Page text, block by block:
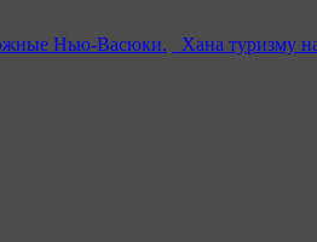
Нью-Васюки. Хана туризму